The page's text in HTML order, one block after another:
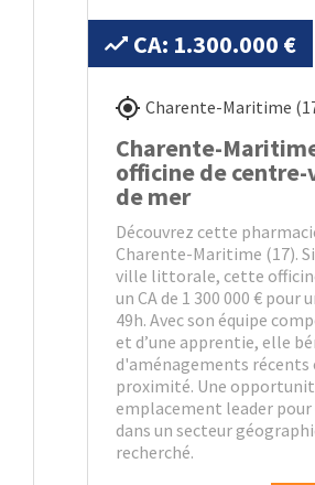
CA: 1.300.000 €
Charente-Maritime
Charente-
officine de
de mer
Découvrez cette
Charente-Maritime (17).
ville littorale, cette
un CA de 1 300 000 € pour
49h. Avec son équipe
et d’une apprentie, elle
d'aménagements récents
proximité. Une
emplacement leader
dans un secteur
recherché.